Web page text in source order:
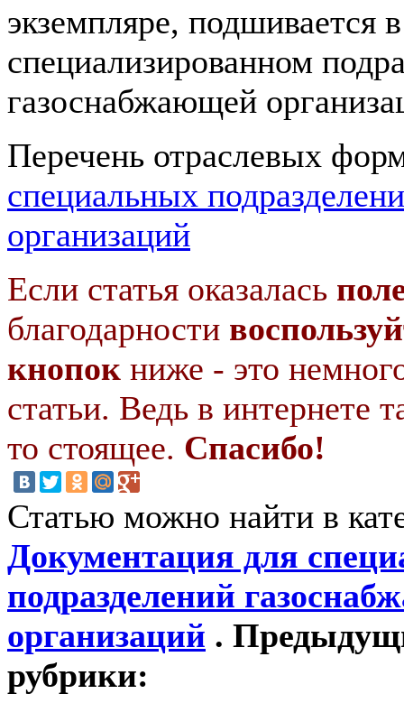
экземпляре, подшивается
специализированном
газоснабжающей
Перечень отраслевых
специальных
организаций
Если статья оказалась
благодарности
кнопок ниже - это
статьи. Ведь в интернете
то стоящее. Спасибо!
Статью можно найти в
Документация для
подразделений
организаций .
рубрики: